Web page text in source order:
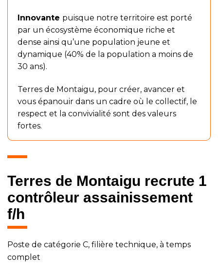
Innovante puisque notre territoire est porté
par un écosystème économique riche et
dense ainsi qu’une population jeune et
dynamique (40% de la population a moins de
30 ans).
Terres de Montaigu, pour créer, avancer et
vous épanouir dans un cadre où le collectif, le
respect et la convivialité sont des valeurs
fortes.
Terres de Montaigu recrute 1
contrôleur assainissement
f/h
Poste de catégorie C, filière technique, à temps
complet